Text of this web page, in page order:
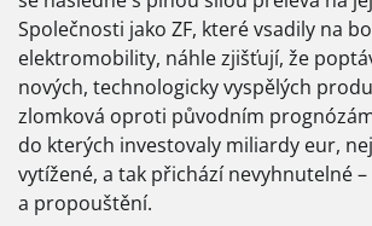
Společnosti jako ZF, které vsadily na
elektromobility, náhle zjišťují, že
nových, technologicky vyspělých
zlomková oproti původním
do kterých investovaly miliardy eur,
vytížené, a tak přichází nevyhnutelné
a propouštění.